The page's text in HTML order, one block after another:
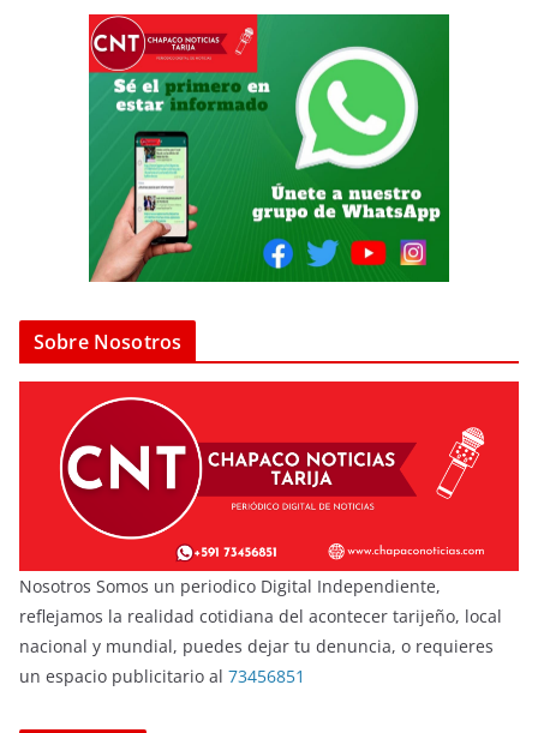
Sobre Nosotros
Nosotros Somos un periodico Digital Independiente,
reflejamos la realidad cotidiana del acontecer tarijeño, local
nacional y mundial, puedes dejar tu denuncia, o requieres
un espacio publicitario al 73456851